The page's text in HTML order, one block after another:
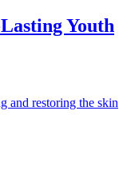
Youth
and restoring the skin